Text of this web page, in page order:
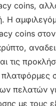
coins,
Η
coins
τις
πλατφόρμες
πελατών
με τους